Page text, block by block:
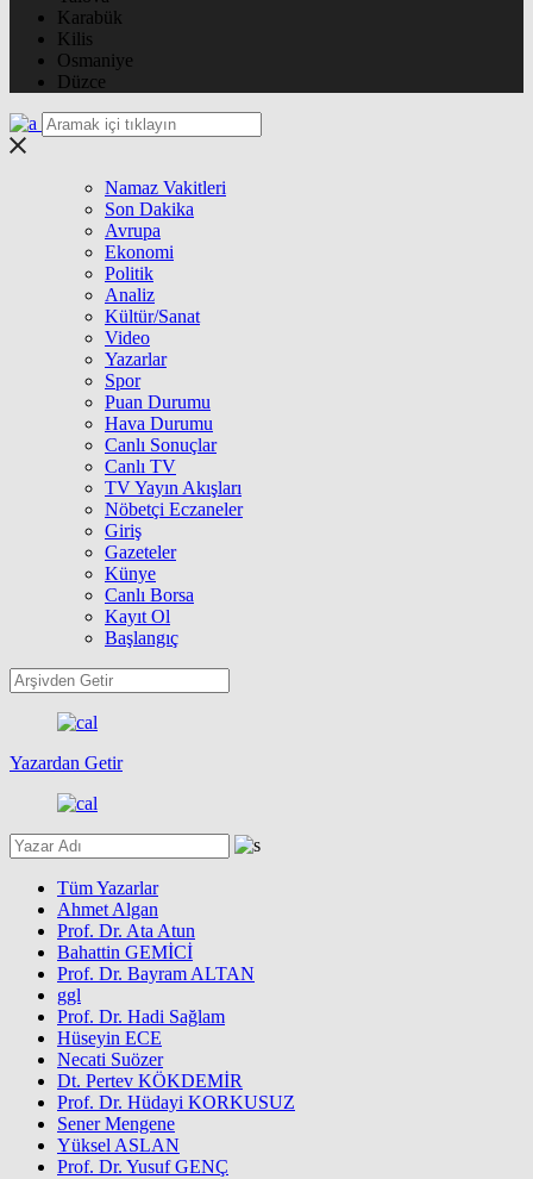
Karabük
Kilis
Osmaniye
Düzce
Namaz Vakitleri
Son Dakika
Avrupa
Ekonomi
Politik
Analiz
Kültür/Sanat
Video
Yazarlar
Spor
Puan Durumu
Hava Durumu
Canlı Sonuçlar
Canlı TV
TV Yayın Akışları
Nöbetçi Eczaneler
Giriş
Gazeteler
Künye
Canlı Borsa
Kayıt Ol
Başlangıç
Yazardan Getir
Tüm Yazarlar
Ahmet Algan
Prof. Dr. Ata Atun
Bahattin GEMİCİ
Prof. Dr. Bayram ALTAN
ggl
Prof. Dr. Hadi Sağlam
Hüseyin ECE
Necati Suözer
Dt. Pertev KÖKDEMİR
Prof. Dr. Hüdayi KORKUSUZ
Sener Mengene
Yüksel ASLAN
Prof. Dr. Yusuf GENÇ